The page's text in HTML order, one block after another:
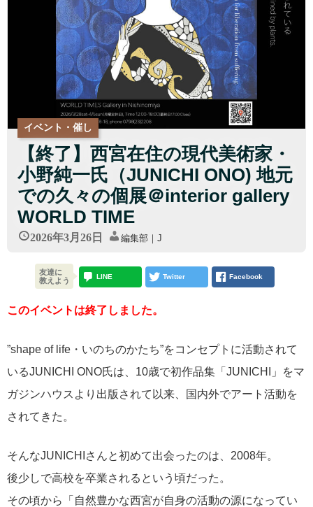
イベント・催し
【終了】西宮在住の現代美術家・
小野純一氏（JUNICHI ONO) 地元
での久々の個展＠interior gallery
WORLD TIME
2026年3月26日 編集部｜J
このイベントは終了しました。
”shape of life・いのちのかたち”をコンセプトに活動されて
いるJUNICHI ONO氏は、10歳で初作品集「JUNICHI」をマ
ガジンハウスより出版されて以来、国内外でアート活動を
されてきた。
そんなJUNICHIさんと初めて出会ったのは、2008年。
後少しで高校を卒業されるという頃だった。
その頃から「自然豊かな西宮が自身の活動の源になってい
友達に
教えよう
LINE Twitter Facebook